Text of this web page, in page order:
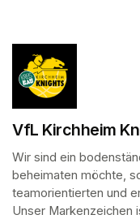
VfL Kirchheim
Wir sind ein
beheimaten möchte,
teamorientierten und
Unser Markenzeichen